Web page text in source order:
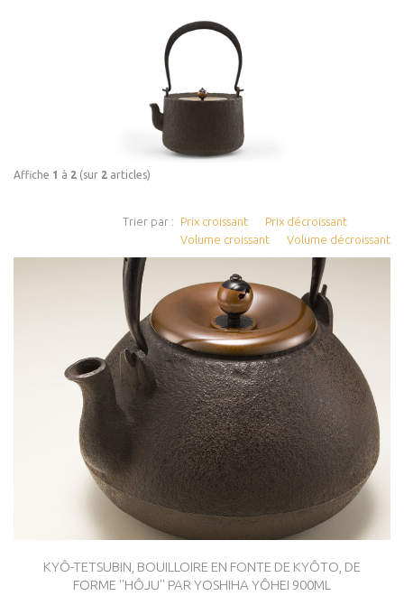
Affiche 1 à 2 (sur 2 articles)
Prix croissant
Prix décroissant
Volume croissant
Volume décroissant
Trier par :
KYÔ-TETSUBIN, BOUILLOIRE EN FONTE DE KYÔTO, DE
FORME ''HÔJU'' PAR YOSHIHA YÔHEI 900ML